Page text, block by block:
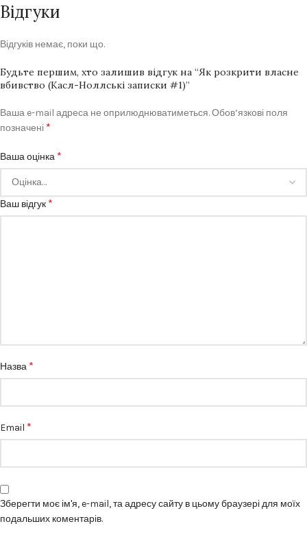
Відгуки
Відгуків немає, поки що.
Будьте першим, хто залишив відгук на “Як розкрити власне
вбивство (Касл-Ноллські записки #1)”
Ваша e-mail адреса не оприлюднюватиметься.Обов’язкові поля
позначені *
Ваша оцінка *
Ваш відгук *
Назва *
Email *
Зберегти моє ім'я, e-mail, та адресу сайту в цьому браузері для моїх
подальших коментарів.